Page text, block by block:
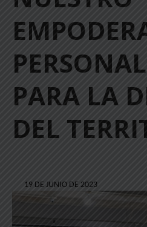
PARA LA
DEL
19 DE JUNIO DE 2023